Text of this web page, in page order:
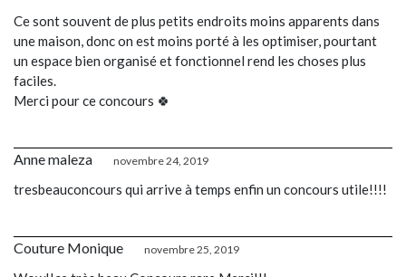
Ce sont souvent de plus petits endroits moins apparents dans
une maison, donc on est moins porté à les optimiser, pourtant
un espace bien organisé et fonctionnel rend les choses plus
faciles.
Merci pour ce concours 🍀
Anne maleza novembre 24, 2019
tresbeauconcours qui arrive à temps enfin un concours utile!!!!
Couture Monique novembre 25, 2019